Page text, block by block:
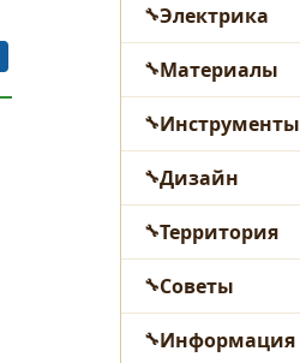
Электрика
Материалы
Инструменты
Дизайн
Территория
Советы
Информация